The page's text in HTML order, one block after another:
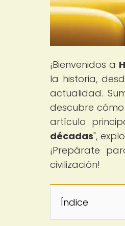
¡Bienvenidos a
la historia,
actualidad.
descubre
artículo
décadas",
¡Prepárate
civilización!
Índice